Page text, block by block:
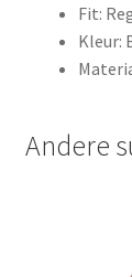
Fit:
Kleur:
Andere